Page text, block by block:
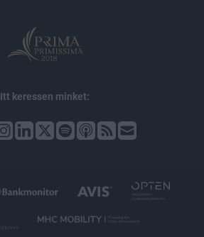
Itt keressen minket: